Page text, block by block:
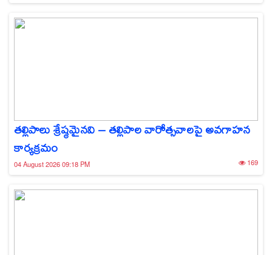
తల్లిపాలు శ్రేష్ఠమైనవి – తల్లిపాల వారోత్సవాలపై అవగాహన
కార్యక్రమం
04 August 2026 09:18 PM 169